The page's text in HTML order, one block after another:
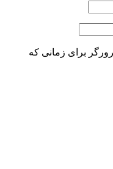
برای زمانی که